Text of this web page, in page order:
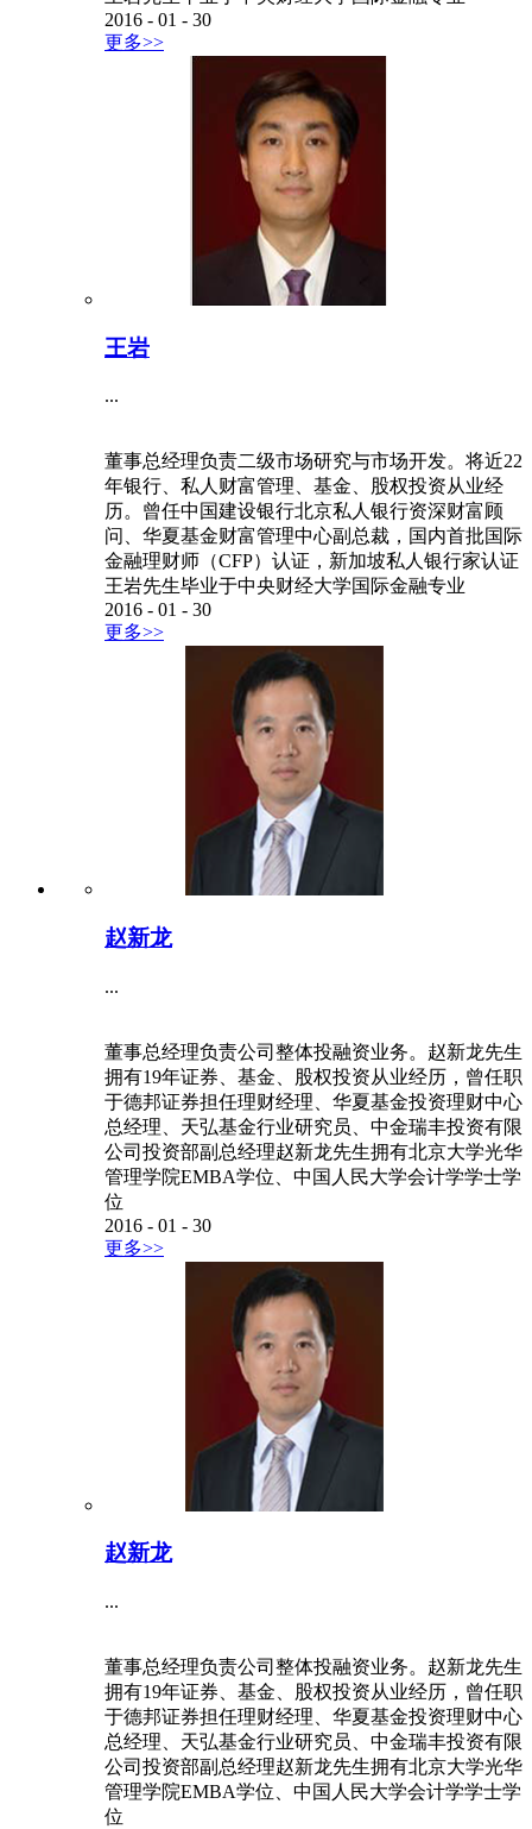
2016 - 01 - 30
更多>>
王岩
...
董事总经理负责二级市场研究与市场开发。将近22
年银行、私人财富管理、基金、股权投资从业经
历。曾任中国建设银行北京私人银行资深财富顾
问、华夏基金财富管理中心副总裁，国内首批国际
金融理财师（CFP）认证，新加坡私人银行家认证
王岩先生毕业于中央财经大学国际金融专业
2016 - 01 - 30
更多>>
赵新龙
...
董事总经理负责公司整体投融资业务。赵新龙先生
拥有19年证券、基金、股权投资从业经历，曾任职
于德邦证券担任理财经理、华夏基金投资理财中心
总经理、天弘基金行业研究员、中金瑞丰投资有限
公司投资部副总经理赵新龙先生拥有北京大学光华
管理学院EMBA学位、中国人民大学会计学学士学
位
2016 - 01 - 30
更多>>
赵新龙
...
董事总经理负责公司整体投融资业务。赵新龙先生
拥有19年证券、基金、股权投资从业经历，曾任职
于德邦证券担任理财经理、华夏基金投资理财中心
总经理、天弘基金行业研究员、中金瑞丰投资有限
公司投资部副总经理赵新龙先生拥有北京大学光华
管理学院EMBA学位、中国人民大学会计学学士学
位